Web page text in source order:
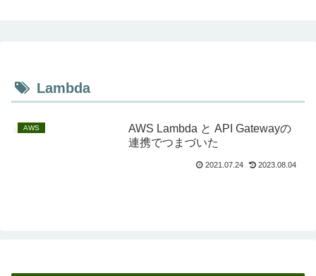
Lambda
AWS
AWS Lambda と API Gatewayの
連携でつまづいた
2021.07.24 2023.08.04